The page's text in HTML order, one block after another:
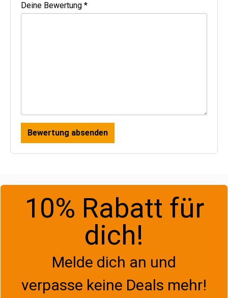
Deine Bewertung *
Bewertung absenden
10% Rabatt für
dich!
Melde dich an und
verpasse keine Deals mehr!